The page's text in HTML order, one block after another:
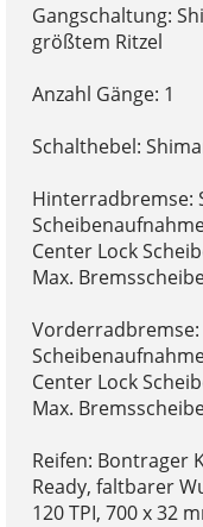
Gangschaltung:
größtem Ritzel
Anzahl Gänge: 1
Schalthebel:
Hinterradbremse:
Center Lock
Max.
Vorderradbremse:
Center Lock
Max.
Reifen: Bontrager
Ready, faltbarer
120 TPI, 700 x 32